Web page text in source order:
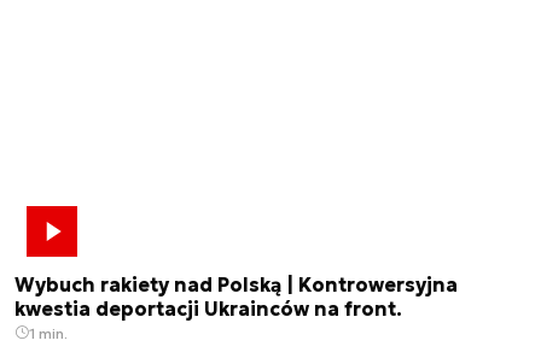
Wybuch rakiety nad Polską | Kontrowersyjna
kwestia deportacji Ukrainców na front.
1 min.